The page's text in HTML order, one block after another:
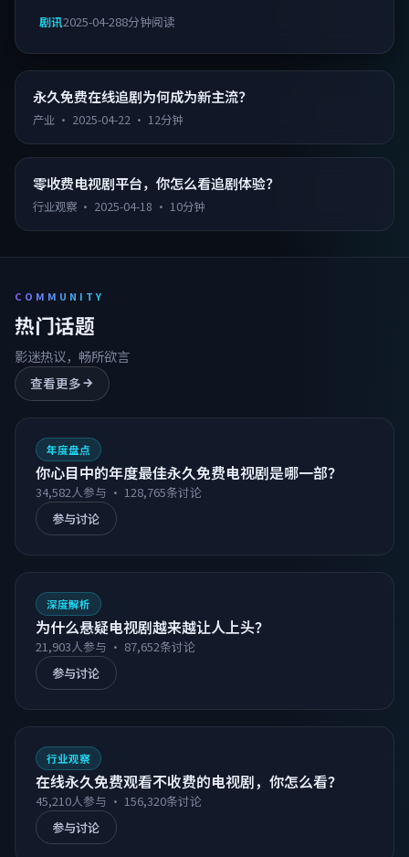
剧讯2025-04-288分钟阅读
永久免费在线追剧为何成为新主流？
产业 · 2025-04-22 · 12分钟
零收费电视剧平台，你怎么看追剧体验？
行业观察 · 2025-04-18 · 10分钟
COMMUNITY
热门话题
影迷热议，畅所欲言
查看更多
年度盘点
你心目中的年度最佳永久免费电视剧是哪一部？
34,582人参与 · 128,765条讨论
参与讨论
深度解析
为什么悬疑电视剧越来越让人上头？
21,903人参与 · 87,652条讨论
参与讨论
行业观察
在线永久免费观看不收费的电视剧，你怎么看？
45,210人参与 · 156,320条讨论
参与讨论